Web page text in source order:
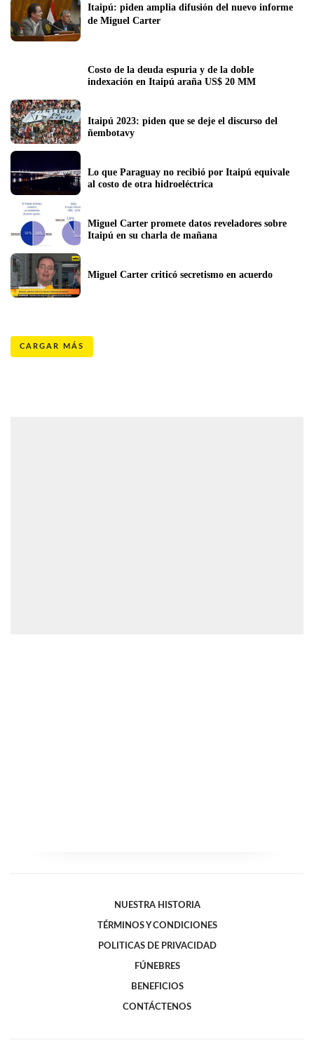
Itaipú: piden amplia difusión del nuevo informe
de Miguel Carter
Costo de la deuda espuria y de la doble
indexación en Itaipú araña US$ 20 MM
Itaipú 2023: piden que se deje el discurso del
ñembotavy
Lo que Paraguay no recibió por Itaipú equivale
al costo de otra hidroeléctrica
Miguel Carter promete datos reveladores sobre
Itaipú en su charla de mañana
Miguel Carter criticó secretismo en acuerdo
CARGAR MÁS
NUESTRA HISTORIA
TÉRMINOS Y CONDICIONES
POLITICAS DE PRIVACIDAD
FÚNEBRES
BENEFICIOS
CONTÁCTENOS